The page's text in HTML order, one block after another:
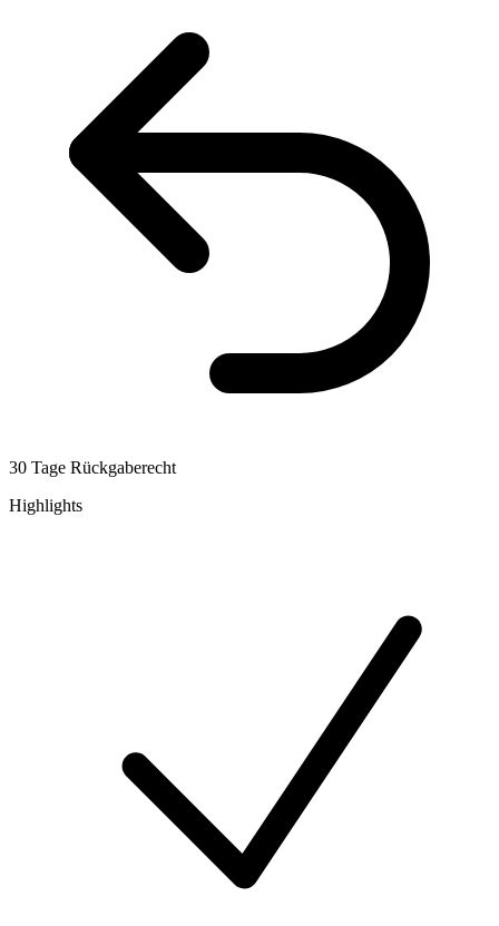
30 Tage Rückgaberecht
Highlights